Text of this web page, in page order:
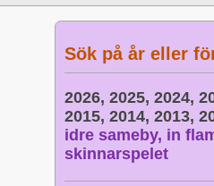
Sök på år eller
2026, 2025, 2024,
2015, 2014, 2013,
idre sameby, in
skinnarspelet